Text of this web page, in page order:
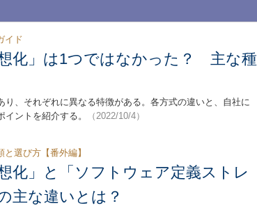
イド
想化」は1つではなかった？ 主な種
り、それぞれに異なる特徴がある。各方式の違いと、自社に
ントを紹介する。
（2022/10/4）
と選び方【番外編】
化」と「ソフトウェア定義ストレ
主な違いとは？